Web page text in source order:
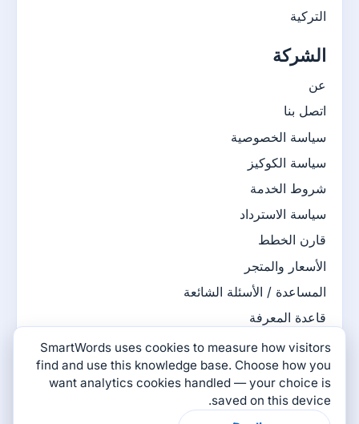
SmartWords uses cookies to measure how visitors
find and use this knowledge base. Choose how you
want analytics cookies handled — your choice is
saved on this device.
التركية
الشركة
عن
اتصل بنا
سياسة الخصوصية
سياسة الكوكيز
شروط الخدمة
سياسة الاسترداد
قارن الخطط
الأسعار والمتجر
المساعدة / الأسئلة الشائعة
قاعدة المعرفة
مدونة SmartWords
ألعاب SmartWords
تواصل معنا